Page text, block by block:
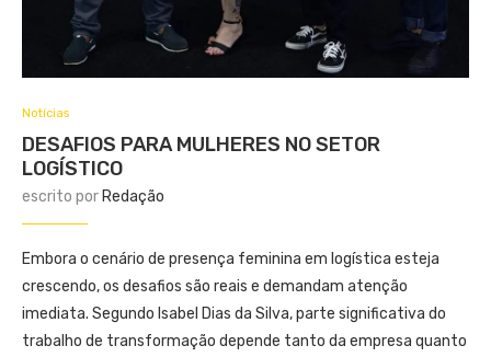
Notícias
DESAFIOS PARA MULHERES NO SETOR
LOGÍSTICO
escrito por Redação
Embora o cenário de presença feminina em logística esteja
crescendo, os desafios são reais e demandam atenção
imediata. Segundo Isabel Dias da Silva, parte significativa do
trabalho de transformação depende tanto da empresa quanto